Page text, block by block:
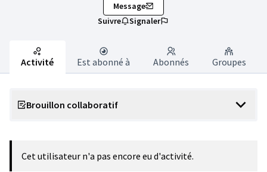
Message
Suivre
Signaler
Activité Est abonné à Abonnés Groupes
Brouillon collaboratif
Cet utilisateur n'a pas encore eu d'activité.